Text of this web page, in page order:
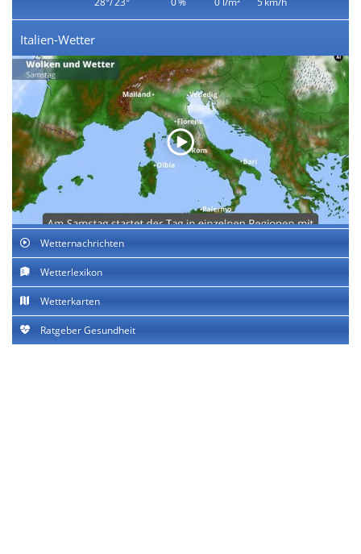
Italien-Wetter
Wetternachrichten
Wetterlexikon
Wetterkarten
Ratgeber Gesundheit